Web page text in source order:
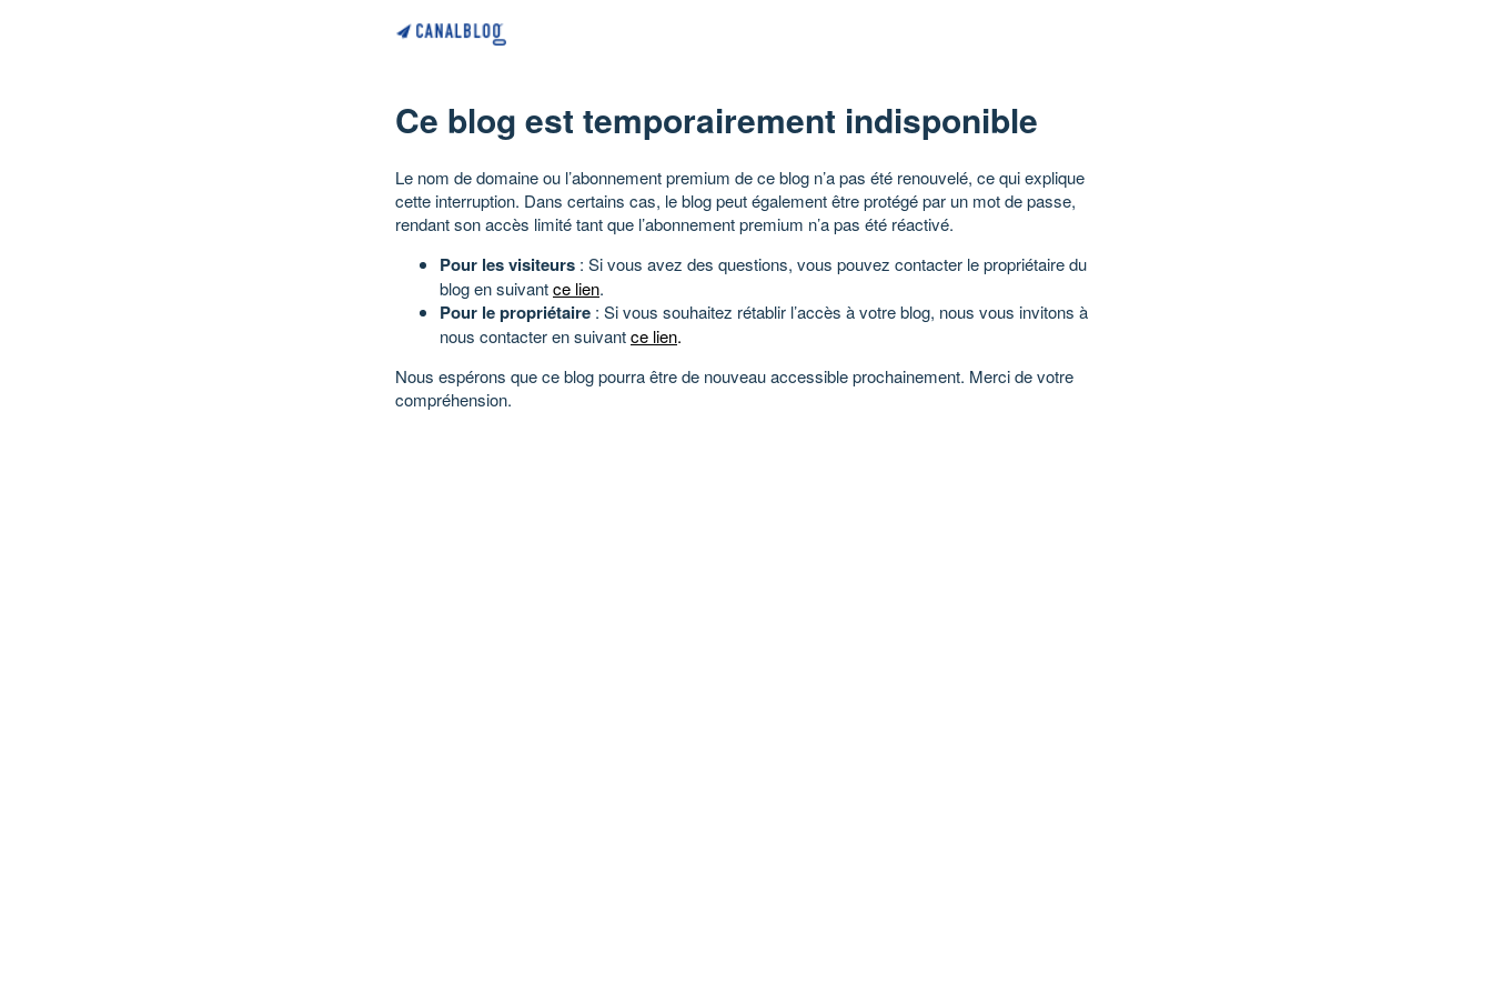
Ce blog est temporairement indisponible
Le nom de domaine ou l’abonnement premium de ce blog n’a pas été renouvelé, ce qui explique
cette interruption. Dans certains cas, le blog peut également être protégé par un mot de passe,
rendant son accès limité tant que l’abonnement premium n’a pas été réactivé.
Pour les visiteurs : Si vous avez des questions, vous pouvez contacter le propriétaire du
blog en suivantce lien.
Pour le propriétaire : Si vous souhaitez rétablir l’accès à votre blog, nous vous invitons à
nous contacter en suivantce lien.
Nous espérons que ce blog pourra être de nouveau accessible prochainement. Merci de votre
compréhension.